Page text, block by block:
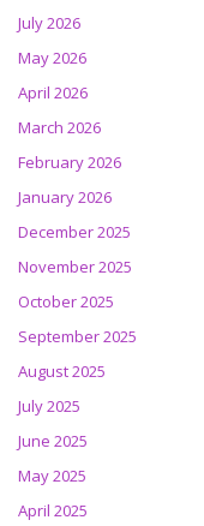
July 2026
May 2026
April 2026
March 2026
February 2026
January 2026
December 2025
November 2025
October 2025
September 2025
August 2025
July 2025
June 2025
May 2025
April 2025